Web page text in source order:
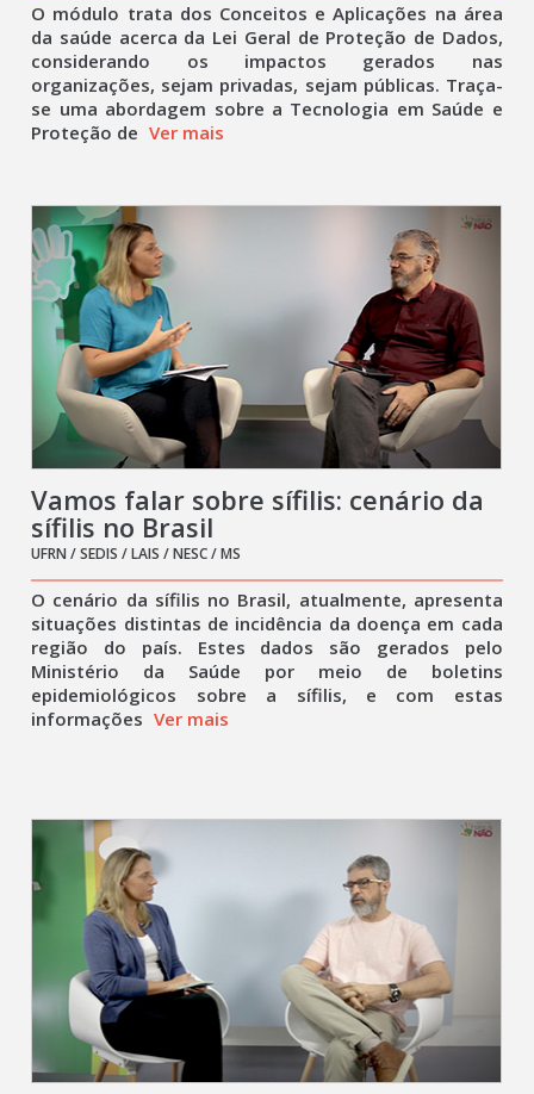
O módulo trata dos Conceitos e Aplicações na área
da saúde acerca da Lei Geral de Proteção de Dados,
considerando os impactos gerados nas
organizações, sejam privadas, sejam públicas. Traça-
se uma abordagem sobre a Tecnologia em Saúde e
Proteção de Ver mais
Vamos falar sobre sífilis: cenário da
sífilis no Brasil
UFRN / SEDIS / LAIS / NESC / MS
O cenário da sífilis no Brasil, atualmente, apresenta
situações distintas de incidência da doença em cada
região do país. Estes dados são gerados pelo
Ministério da Saúde por meio de boletins
epidemiológicos sobre a sífilis, e com estas
informações Ver mais